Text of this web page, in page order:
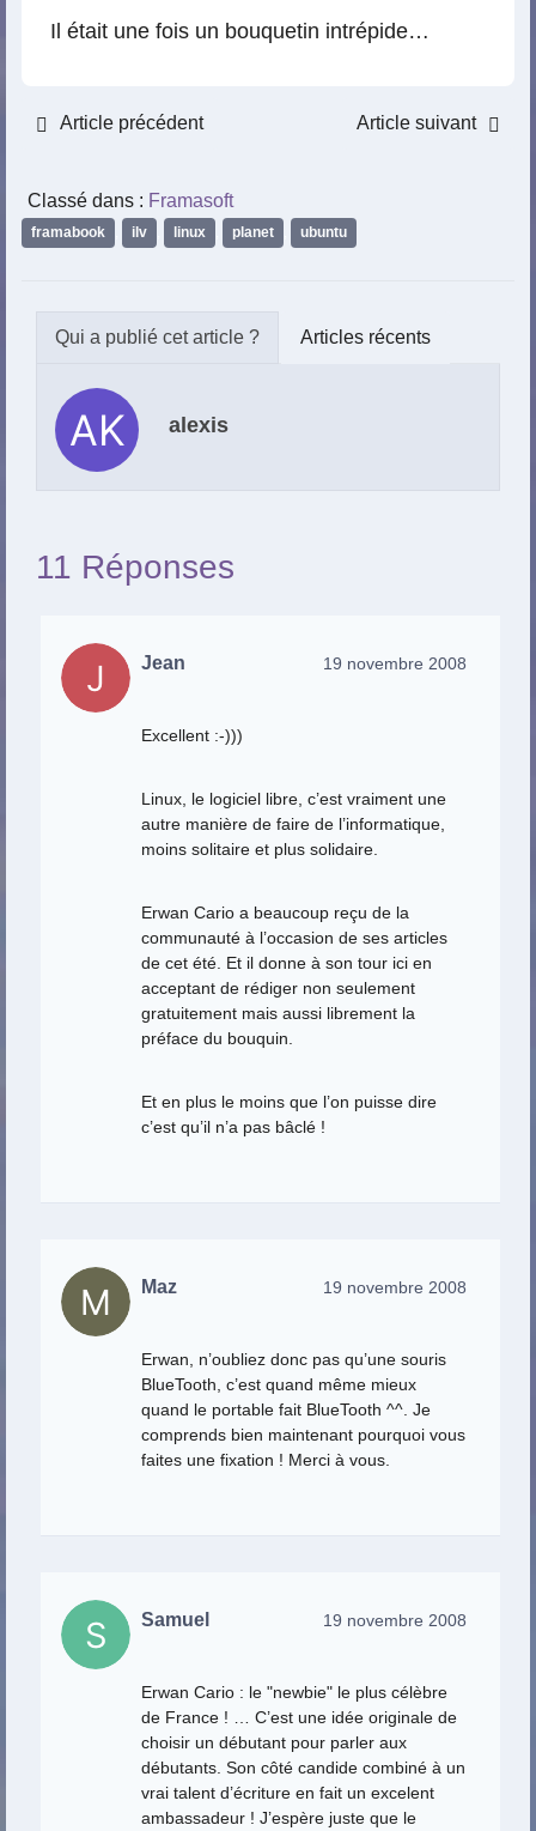
Il était une fois un bouquetin intrépide…
Article précédent Article suivant
Classé dans : Framasoft
framabook ilv linux planet ubuntu
Articles récents
alexis
11 Réponses
Jean 19 novembre 2008
Excellent :-)))
Linux, le logiciel libre, c’est vraiment une
autre manière de faire de l’informatique,
moins solitaire et plus solidaire.
Erwan Cario a beaucoup reçu de la
communauté à l’occasion de ses articles
de cet été. Et il donne à son tour ici en
acceptant de rédiger non seulement
gratuitement mais aussi librement la
préface du bouquin.
Et en plus le moins que l’on puisse dire
c’est qu’il n’a pas bâclé !
Maz 19 novembre 2008
Erwan, n’oubliez donc pas qu’une souris
BlueTooth, c’est quand même mieux
quand le portable fait BlueTooth ^^. Je
comprends bien maintenant pourquoi vous
faites une fixation ! Merci à vous.
Samuel 19 novembre 2008
Erwan Cario : le "newbie" le plus célèbre
de France ! … C’est une idée originale de
choisir un débutant pour parler aux
débutants. Son côté candide combiné à un
vrai talent d’écriture en fait un excelent
ambassadeur ! J’espère juste que le